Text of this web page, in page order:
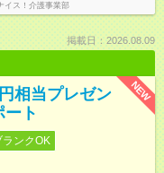
イス！介護事業部
掲載日：2026.08.09
NEW
相当プレゼン
ート
ランクOK